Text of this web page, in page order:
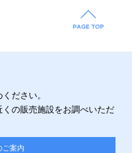
ださい。
の販売施設をお調べいただ
ご案内